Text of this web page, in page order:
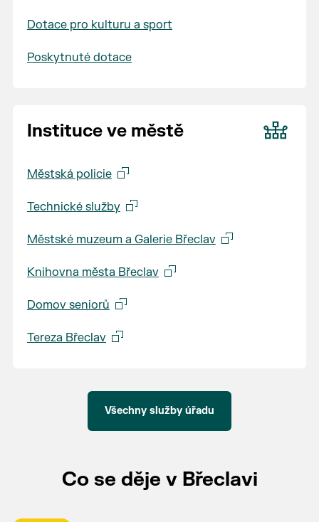
Dotace pro kulturu a sport
Poskytnuté dotace
Instituce ve městě
Městská policie
Technické služby
Městské muzeum a Galerie Břeclav
Knihovna města Břeclav
Domov seniorů
Tereza Břeclav
Všechny služby úřadu
Co se děje v Břeclavi